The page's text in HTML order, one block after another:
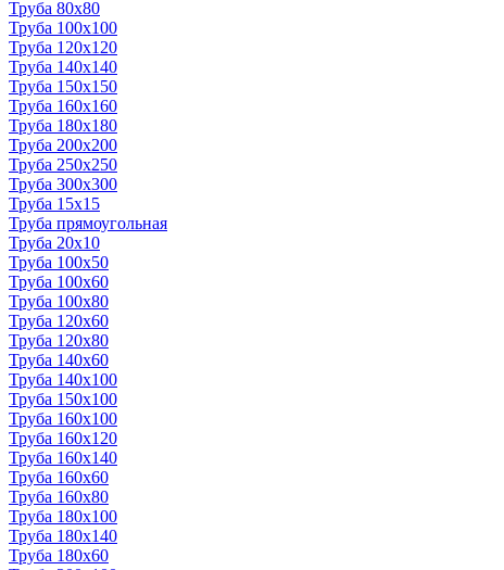
Труба 80x80
Труба 100x100
Труба 120x120
Труба 140x140
Труба 150x150
Труба 160x160
Труба 180x180
Труба 200x200
Труба 250x250
Труба 300x300
Труба 15x15
Труба прямоугольная
Труба 20x10
Труба 100x50
Труба 100x60
Труба 100x80
Труба 120x60
Труба 120x80
Труба 140x60
Труба 140x100
Труба 150x100
Труба 160x100
Труба 160x120
Труба 160x140
Труба 160x60
Труба 160x80
Труба 180x100
Труба 180x140
Труба 180x60